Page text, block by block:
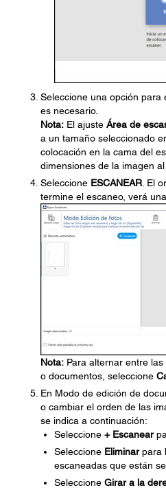
Seleccione una opción para
es necesario.
Nota: El ajuste Área de
a un tamaño seleccionado
colocación en la cama del
dimensiones de la imagen
Seleccione ESCANEAR . El
termine el escaneo, verá
Nota: Para alternar entre
o documentos, seleccione
En Modo de edición de
o cambiar el orden de las
se indica a continuación:
Seleccione + Escanear
Seleccione Eliminarpara
escaneadas que están
Seleccione Girar a la